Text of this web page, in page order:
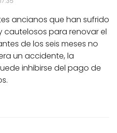
ancianos que han sufrido
cautelosos para renovar el
de los seis meses no
un accidente, la
inhibirse del pago de